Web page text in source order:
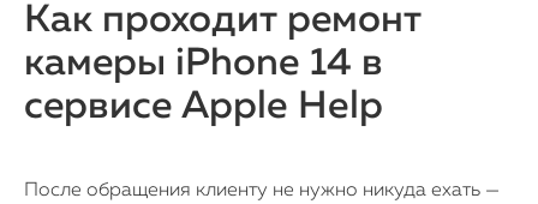
Как проходит ремонт
камеры iPhone 14 в
сервисе Apple Help
После обращения клиенту не нужно никуда ехать —